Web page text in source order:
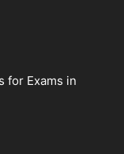
for Exams in